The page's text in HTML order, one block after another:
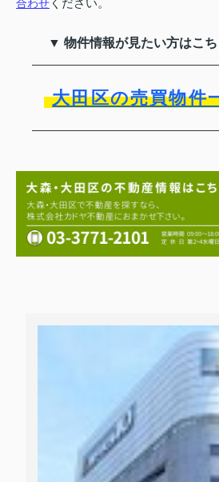
合わせ ください。
▼ 物件情報が見たい方はこ
大田区の売買物件